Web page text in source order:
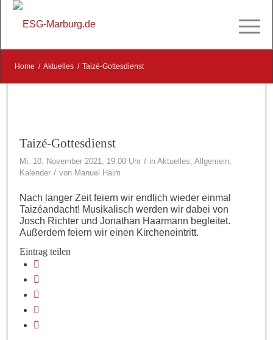
Home / Aktuelles / Taizé-Gottesdienst
Taizé-Gottesdienst
Mi. 10. November 2021, 19:00 Uhr / inAktuelles,Allgemein,
Kalender / von Manuel Haim
Nach langer Zeit feiern wir endlich wieder einmal
Taizéandacht! Musikalisch werden wir dabei von
Josch Richter und Jonathan Haarmann begleitet.
Außerdem feiern wir einen Kircheneintritt.
Eintrag teilen